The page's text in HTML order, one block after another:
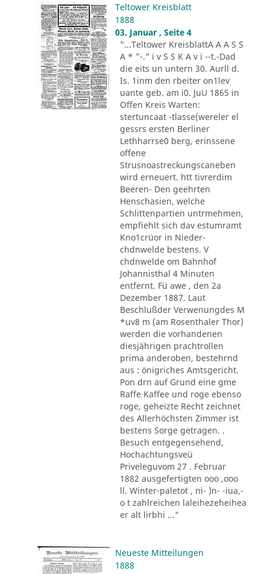
Teltower Kreisblatt
1888
03. Januar , Seite 4
"...Teltower KreisblattA A A S S
A * "-." i v S S K A v i --t.-Dad
die eits un untern 30. Aurll d.
Is. 1inm den rbeiter on1lev
uante geb. am i0. JuU 1865 in
Offen Kreis Warten:
stertuncaat -tlasse(wereler el
gessrs ersten Berliner
Lethharrse0 berg, erinssene
offene
Strusnoastreckungscaneben
wird erneuert. htt tivrerdim
Beeren- Den geehrten
Henschasien, welche
Schlittenpartien untrmehmen,
empfiehlt sich dav estumramt
Kno1crüor in Nieder-
chdnwelde bestens. V
chdnwelde om Bahnhof
Johannisthal 4 Minuten
entfernt. Fü awe , den 2a
Dezember 1887. Laut
Beschlußder Verwenungdes M
*uv8 m (am Rosenthaler Thor)
werden die vorhandenen
diesjährigen prachtrollen
prima anderoben, bestehrnd
aus : önigriches Amtsgericht.
Pon drn auf Grund eine gme
Raffe Kaffee und roge ebenso
roge, geheizte Recht zeichnet
des Allerhöchsten Zimmer ist
bestens Sorge getragen. .
Besuch entgegensehend,
Hochachtungsveü
Priveleguvom 27 . Februar
1882 ausgefertigten ooo ,ooo
ll. Winter-paletot , ni- )n- -iua,-
o t zahlreichen laleihezeheihea
er alt lirbhi ..."
Neueste Mitteilungen
1888